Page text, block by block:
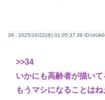
39 : 2025/10/22(水) 01:05:37.39
>>34
いかにも高齢者が描い
もうマシになることはね